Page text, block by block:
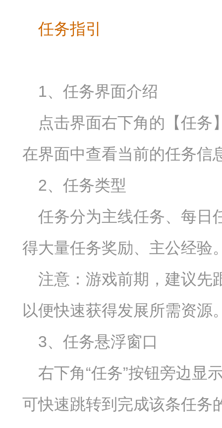
任务指引
1、任务界面介绍
点击界面右下角的【任务
在界面中查看当前的任务信
2、任务类型
任务分为主线任务、每日
得大量任务奖励、主公经验
注意：游戏前期，建议先
以便快速获得发展所需资源
3、任务悬浮窗口
右下角“任务”按钮旁边显
可快速跳转到完成该条任务